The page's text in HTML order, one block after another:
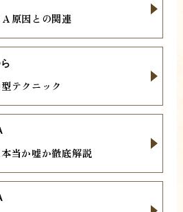
原因との関連
テクニック
当か嘘か徹底解説